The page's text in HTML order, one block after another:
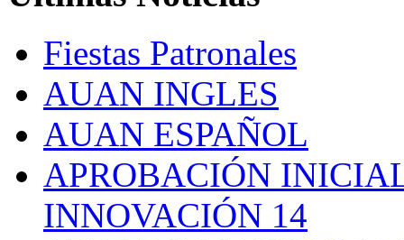
Fiestas Patronales
AUAN INGLES
AUAN ESPAÑOL
APROBACIÓN
INNOVACIÓN 14